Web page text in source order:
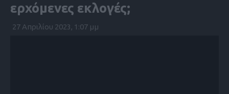
ερχόμενες εκλογές;
27 Απριλίου 2023, 1:07 μμ